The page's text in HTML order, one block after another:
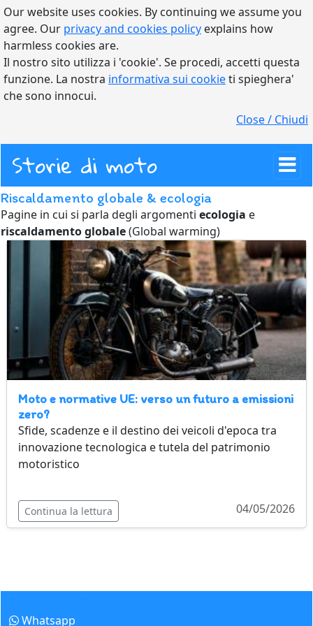
Our website uses cookies. By continuing we assume you
agree. Our privacy and cookies policy explains how
harmless cookies are.
Il nostro sito utilizza i 'cookie'. Se procedi, accetti questa
funzione. La nostra informativa sui cookieti spieghera'
che sono innocui.
Close / Chiudi
Storie di moto
Riscaldamento globale & ecologia
Pagine in cui si parla degli argomenti ecologia e
riscaldamento globale(Global warming)
Moto e normative UE: verso un futuro a emissioni
zero?
Sfide, scadenze e il destino dei veicoli d'epoca tra
innovazione tecnologica e tutela del patrimonio
motoristico
Continua la lettura 04/05/2026
Whatsapp